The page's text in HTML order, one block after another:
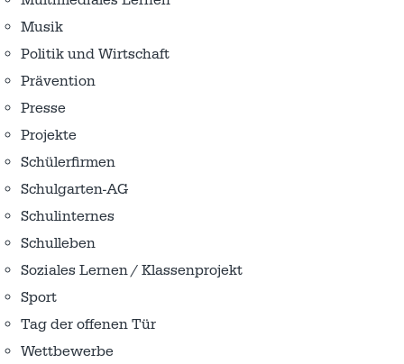
Musik
Politik und Wirtschaft
Prävention
Presse
Projekte
Schülerfirmen
Schulgarten-AG
Schulinternes
Schulleben
Soziales Lernen / Klassenprojekt
Sport
Tag der offenen Tür
Wettbewerbe